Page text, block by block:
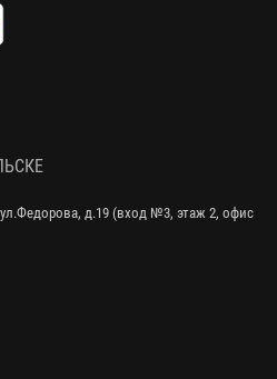
д.19 (вход №3, этаж 2, офис